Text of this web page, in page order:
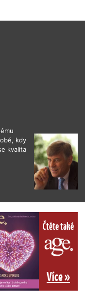
kdy
kvalita
Čtěte také
Více »